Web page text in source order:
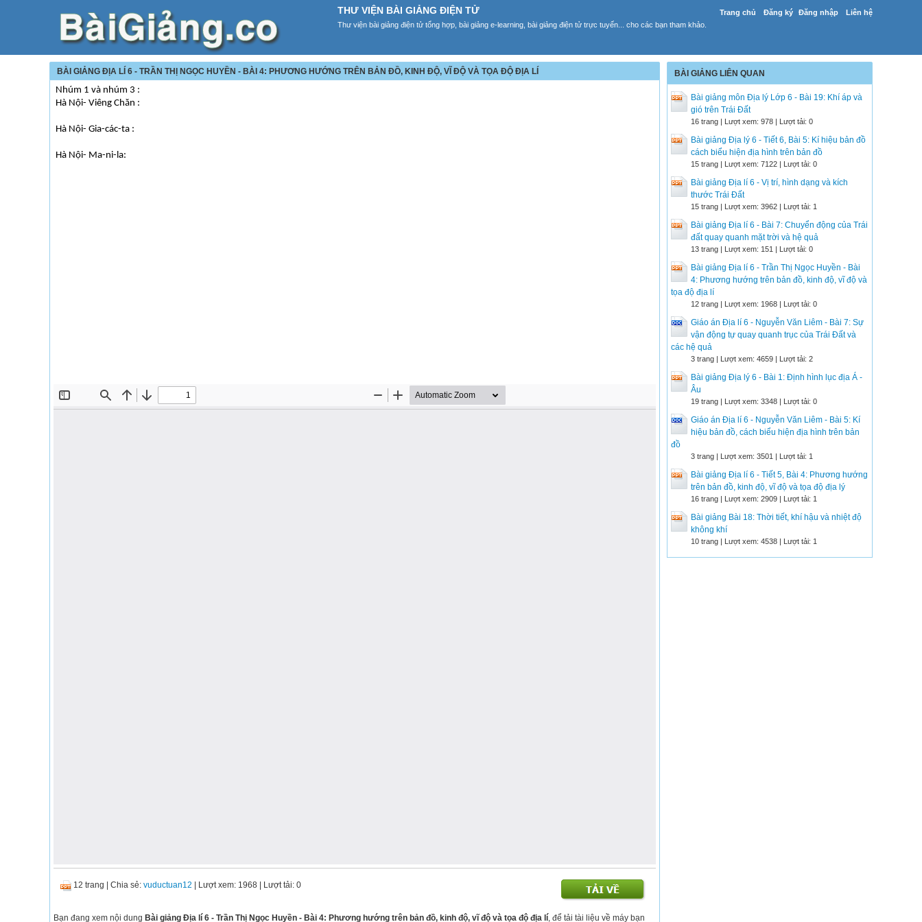
Trang chủ Đăng ký Đăng nhập Liên hệ
THƯ VIỆN BÀI GIẢNG ĐIỆN TỬ
Thư viện bài giảng điện tử tổng hợp, bài giảng e-learning, bài giảng điện tử trực tuyến... cho các bạn tham khảo.
BÀI GIẢNG ĐỊA LÍ 6 - TRẦN THỊ NGỌC HUYỀN - BÀI 4: PHƯƠNG HƯỚNG TRÊN BẢN ĐỒ, KINH ĐỘ, VĨ ĐỘ VÀ TỌA ĐỘ ĐỊA LÍ
Nhúm 1 và nhúm 3 :
Hà Nội- Viêng Chăn :
Hà Nội- Gia-các-ta :
Hà Nội- Ma-ni-la:
12 trang Chia sẻ: vuductuan12 | Lượt xem: 1968 | Lượt tải: 0
Bạn đang xem nội dung Bài giảng Địa lí 6 - Trần Thị Ngọc Huyền - Bài 4: Phương hướng trên bản đồ, kinh độ, vĩ độ và tọa độ địa lí, để tải tài liệu về máy bạn
BÀI GIẢNG LIÊN QUAN
Bài giảng môn Địa lý Lớp 6 - Bài 19: Khí áp và
gió trên Trái Đất
16 trang | Lượt xem: 978 | Lượt tải: 0
Bài giảng Địa lý 6 - Tiết 6, Bài 5: Kí hiệu bản đồ
cách biểu hiện địa hình trên bản đồ
15 trang | Lượt xem: 7122 | Lượt tải: 0
Bài giảng Địa lí 6 - Vị trí, hình dạng và kích
thước Trái Đất
15 trang | Lượt xem: 3962 | Lượt tải: 1
Bài giảng Địa lí 6 - Bài 7: Chuyển động của Trái
đất quay quanh mặt trời và hệ quả
13 trang | Lượt xem: 151 | Lượt tải: 0
Bài giảng Địa lí 6 - Trần Thị Ngọc Huyền - Bài
4: Phương hướng trên bản đồ, kinh độ, vĩ độ và
tọa độ địa lí
12 trang | Lượt xem: 1968 | Lượt tải: 0
Giáo án Địa lí 6 - Nguyễn Văn Liêm - Bài 7: Sự
vận động tự quay quanh trục của Trái Đất và
các hệ quả
3 trang | Lượt xem: 4659 | Lượt tải: 2
Bài giảng Địa lý 6 - Bài 1: Định hình lục địa Á -
Âu
19 trang | Lượt xem: 3348 | Lượt tải: 0
Giáo án Địa lí 6 - Nguyễn Văn Liêm - Bài 5: Kí
hiệu bản đồ, cách biểu hiện địa hình trên bản
đồ
3 trang | Lượt xem: 3501 | Lượt tải: 1
Bài giảng Địa lí 6 - Tiết 5, Bài 4: Phương hướng
trên bản đồ, kinh độ, vĩ độ và tọa độ địa lý
16 trang | Lượt xem: 2909 | Lượt tải: 1
Bài giảng Bài 18: Thời tiết, khí hậu và nhiệt độ
không khí
10 trang | Lượt xem: 4538 | Lượt tải: 1